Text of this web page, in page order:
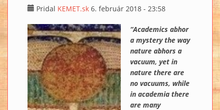
Pridal KEMET.sk 6. február 2018 - 23:58
“Academics abhor
a mystery the way
nature abhors a
vacuum, yet in
nature there are
no vacu­ums, while
in academia there
are many